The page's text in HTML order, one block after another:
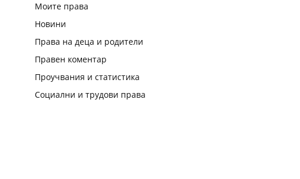
Моите права
Новини
Права на деца и родители
Правен коментар
Проучвания и статистика
Социални и трудови права